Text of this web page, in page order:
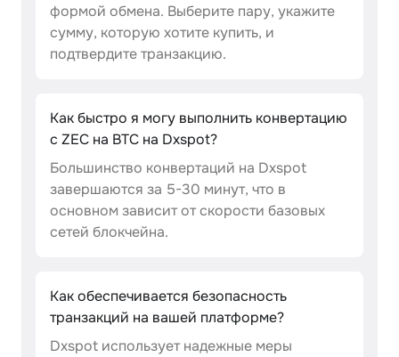
формой обмена. Выберите пару, укажите
сумму, которую хотите купить, и
подтвердите транзакцию.
Как быстро я могу выполнить конвертацию
с ZEC на BTC на Dxspot?
Большинство конвертаций на Dxspot
завершаются за 5-30 минут, что в
основном зависит от скорости базовых
сетей блокчейна.
Как обеспечивается безопасность
транзакций на вашей платформе?
Dxspot использует надежные меры